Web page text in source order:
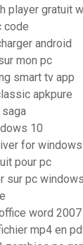
player gratuit
code
android
mon pc
smart tv app
apkpure
10
for
pour pc
sur pc
word
mp4 en